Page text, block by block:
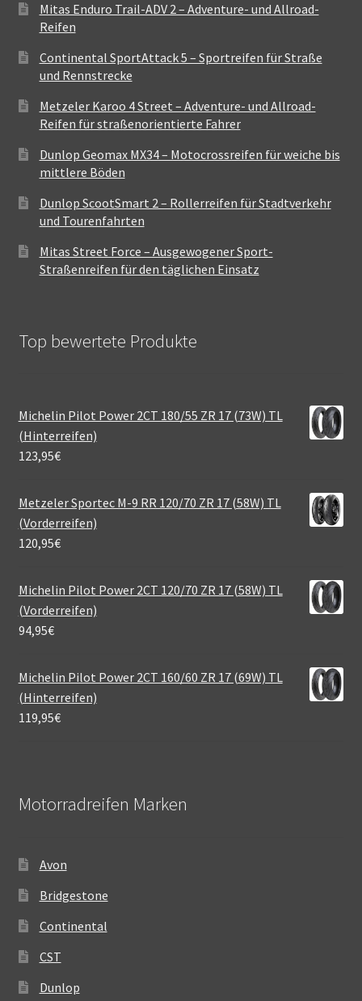
Mitas Enduro Trail-ADV 2 – Adventure- und Allroad-
Reifen
Continental SportAttack 5 – Sportreifen für Straße
und Rennstrecke
Metzeler Karoo 4 Street – Adventure- und Allroad-
Reifen für straßenorientierte Fahrer
Dunlop Geomax MX34 – Motocrossreifen für weiche bis
mittlere Böden
Dunlop ScootSmart 2 – Rollerreifen für Stadtverkehr
und Tourenfahrten
Mitas Street Force – Ausgewogener Sport-
Straßenreifen für den täglichen Einsatz
Top bewertete Produkte
Michelin Pilot Power 2CT 180/55 ZR 17 (73W) TL
(Hinterreifen)
123,95€
Metzeler Sportec M-9 RR 120/70 ZR 17 (58W) TL
(Vorderreifen)
120,95€
Michelin Pilot Power 2CT 120/70 ZR 17 (58W) TL
(Vorderreifen)
94,95€
Michelin Pilot Power 2CT 160/60 ZR 17 (69W) TL
(Hinterreifen)
119,95€
Motorradreifen Marken
Avon
Bridgestone
Continental
CST
Dunlop